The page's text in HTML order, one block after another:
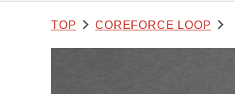
TOP COREFORCE LOOP